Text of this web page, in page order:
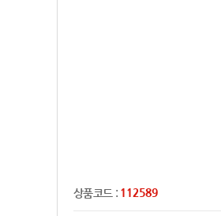
상품코드 : 112589